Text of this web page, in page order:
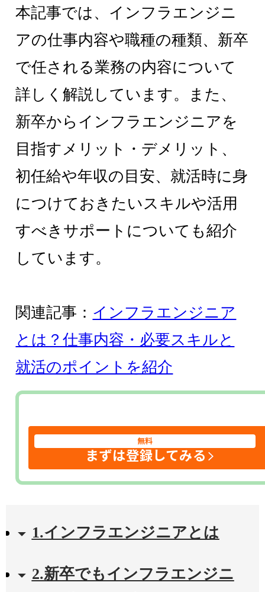
本記事では、インフラエンジニ
アの仕事内容や職種の種類、新卒
で任される業務の内容について
詳しく解説しています。また、
新卒からインフラエンジニアを
目指すメリット・デメリット、
初任給や年収の目安、就活時に身
につけておきたいスキルや活用
すべきサポートについても紹介
しています。
関連記事： インフラエンジニア
とは？仕事内容・必要スキルと
就活のポイントを紹介
無料
まずは登録してみる
1.インフラエンジニアとは
2.新卒でもインフラエンジニ